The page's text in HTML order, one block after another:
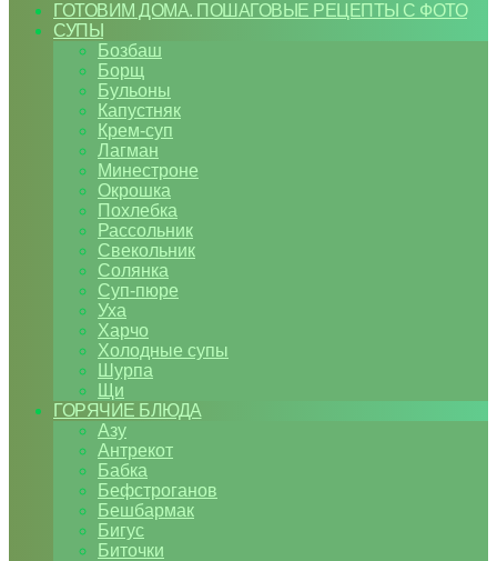
ГОТОВИМ ДОМА. ПОШАГОВЫЕ РЕЦЕПТЫ С ФОТО
СУПЫ
Бозбаш
Борщ
Бульоны
Капустняк
Крем-суп
Лагман
Минестроне
Окрошка
Похлебка
Рассольник
Свекольник
Солянка
Суп-пюре
Уха
Харчо
Холодные супы
Шурпа
Щи
ГОРЯЧИЕ БЛЮДА
Азу
Антрекот
Бабка
Бефстроганов
Бешбармак
Бигус
Биточки